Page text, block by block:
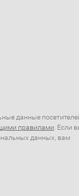
данные
правилами . Если
данных, вам